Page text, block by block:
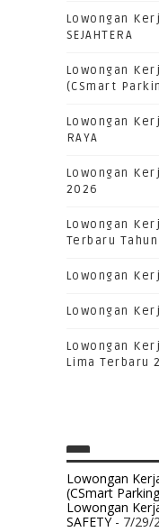
Lowongan
SEJAHTERA
Lowongan
(CSmart
Lowongan
RAYA
Lowongan
2026
Lowongan
Terbaru
Lowongan
Lowongan
Lowongan
Lima Terbaru
Lowongan
(CSmart
Lowongan
SAFETY- 7/29/